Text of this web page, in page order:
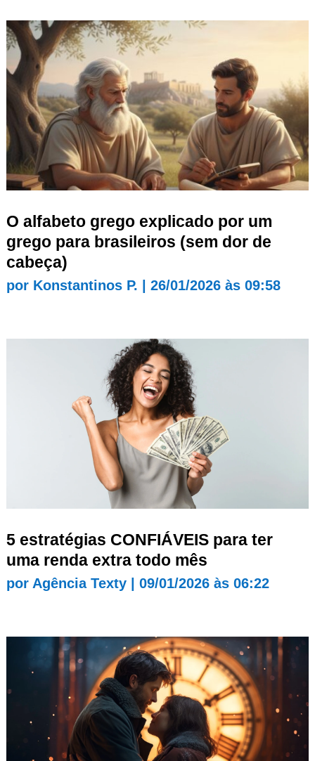
O alfabeto grego explicado por um
grego para brasileiros (sem dor de
cabeça)
por Konstantinos P. 26/01/2026 às 09:58
5 estratégias CONFIÁVEIS para ter
uma renda extra todo mês
por Agência Texty| 09/01/2026 às 06:22